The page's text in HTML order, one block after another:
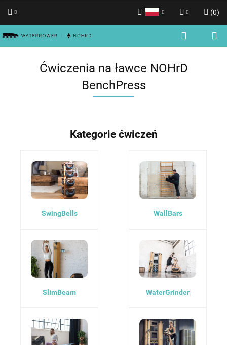
Zaloguj się
Dodaj zgłoszenie
Zgody cookies
(0)
Ćwiczenia na ławce NOHrD
BenchPress
Kategorie ćwiczeń
SwingBells
SlimBeam
WallBars
WaterGrinder